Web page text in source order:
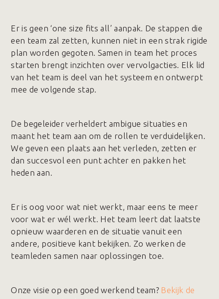
Er is geen ‘one size fits all’ aanpak. De stappen die
een team zal zetten, kunnen niet in een strak rigide
plan worden gegoten. Samen in team het proces
starten brengt inzichten over vervolgacties. Elk lid
van het team is deel van het systeem en ontwerpt
mee de volgende stap.
De begeleider verheldert ambigue situaties en
maant het team aan om de rollen te verduidelijken.
We geven een plaats aan het verleden, zetten er
dan succesvol een punt achter en pakken het
heden aan.
Er is oog voor wat niet werkt, maar eens te meer
voor wat er wél werkt. Het team leert dat laatste
opnieuw waarderen en de situatie vanuit een
andere, positieve kant bekijken. Zo werken de
teamleden samen naar oplossingen toe.
Onze visie op een goed werkend team? Bekijk de